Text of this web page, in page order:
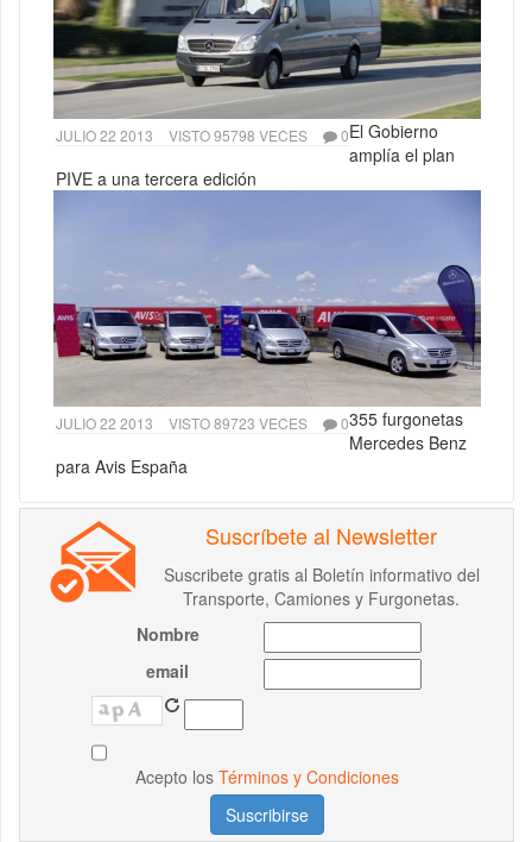
JULIO 22 2013 VISTO 95798 VECES 0El Gobierno
amplía el plan
PIVE a una tercera edición
JULIO 22 2013 VISTO 89723 VECES 0355 furgonetas
Mercedes Benz
para Avis España
Suscríbete al Newsletter
Suscribete gratis al Boletín informativo del
Transporte, Camiones y Furgonetas.
Nombre
email
Acepto los Términos y Condiciones